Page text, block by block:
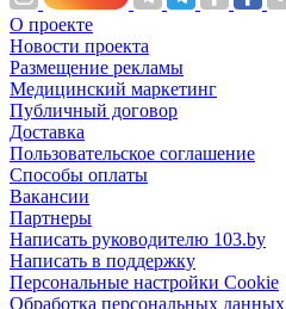
О проекте
Новости проекта
Размещение рекламы
Медицинский маркетинг
Публичный договор
Доставка
Пользовательское соглашение
Способы оплаты
Вакансии
Партнеры
Написать руководителю 103.by
Написать в поддержку
Персональные настройки Cookie
Обработка персональных данных